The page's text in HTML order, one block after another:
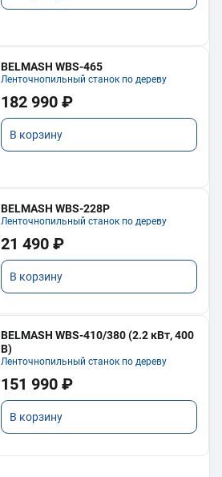
BELMASH WBS-465
Ленточнопильный станок по дереву
182 990 ₽
В корзину
BELMASH WBS-228P
Ленточнопильный станок по дереву
21 490 ₽
В корзину
BELMASH WBS-410/380 (2.2 кВт, 400
В)
Ленточнопильный станок по дереву
151 990 ₽
В корзину